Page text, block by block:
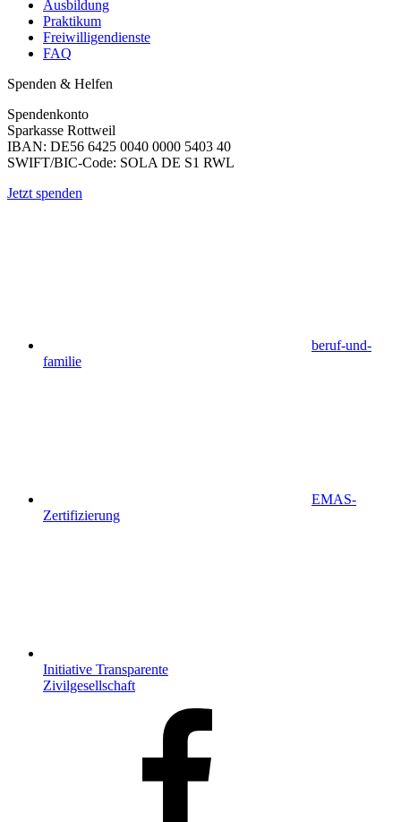
Ausbildung
Praktikum
Freiwilligendienste
FAQ
Spenden & Helfen
Spendenkonto
Sparkasse Rottweil
IBAN: DE56 6425 0040 0000 5403 40
SWIFT/BIC-Code: SOLA DE S1 RWL
Jetzt spenden
beruf-und-
familie
EMAS-
Zertifizierung
Initiative Transparente
Zivilgesellschaft